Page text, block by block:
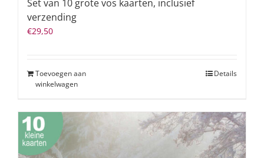
Set van 10 grote vos kaarten, inclusief
verzending
€29,50
Toevoegen aan
winkelwagen
Details